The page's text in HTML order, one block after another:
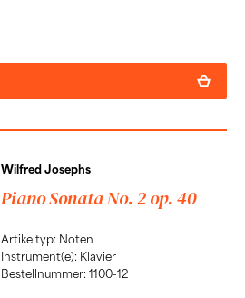
Wilfred Josephs
Piano Sonata No. 2 op. 40
Artikeltyp: Noten
Instrument(e): Klavier
Bestellnummer: 1100-12